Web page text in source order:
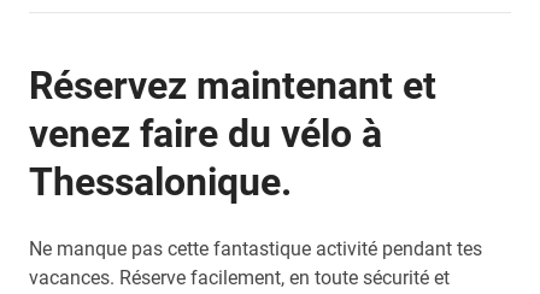
Réservez maintenant et
venez faire du vélo à
Thessalonique.
Ne manque pas cette fantastique activité pendant tes
vacances. Réserve facilement, en toute sécurité et